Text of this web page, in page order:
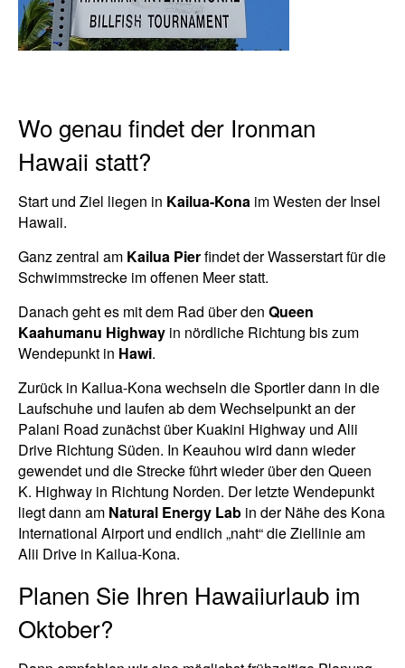
Wo genau findet der Ironman
Hawaii statt?
Start und Ziel liegen in Kailua-Kona im Westen der Insel
Hawaii.
Ganz zentral am Kailua Pierfindet der Wasserstart für die
Schwimmstrecke im offenen Meer statt.
Danach geht es mit dem Rad über den Queen
Kaahumanu Highway in nördliche Richtung bis zum
Wendepunkt in Hawi.
Zurück in Kailua-Kona wechseln die Sportler dann in die
Laufschuhe und laufen ab dem Wechselpunkt an der
Palani Road zunächst über Kuakini Highway und Alii
Drive Richtung Süden. In Keauhou wird dann wieder
gewendet und die Strecke führt wieder über den Queen
K. Highway in Richtung Norden. Der letzte Wendepunkt
liegt dann am Natural Energy Lab in der Nähe des Kona
International Airport und endlich „naht“ die Ziellinie am
Alii Drive in Kailua-Kona.
Planen Sie Ihren Hawaiiurlaub im
Oktober?